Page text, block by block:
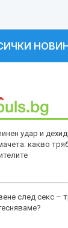
удар и
какво
след секс –